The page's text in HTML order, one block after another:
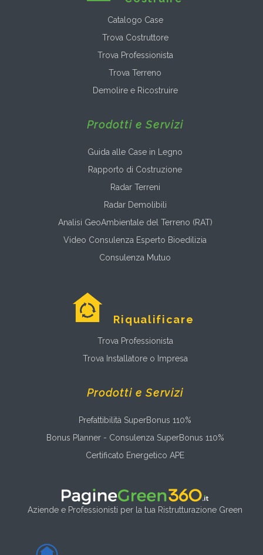
Catalogo Case
Trova Costruttore
Trova Professionista
Trova Terreno
Demolire e Ricostruire
Prodotti e Servizi
Guida alle Case in Legno
Rapporto di Costruzione
Radar Terreni
Radar Demolibili
Analisi GeoAmbientale del Terreno (RAT)
Video Consulenza Esperto Bioedilizia
Consulenza Mutuo
Riqualificare
Trova Professionista
Trova Installatore o Impresa
Prodotti e Servizi
Prefattibilità SuperBonus 110%
Bonus Planner - Consulenza SuperBonus 110%
Certificato Energetico APE
Aziende e Professionisti per la tua Ristrutturazione Green